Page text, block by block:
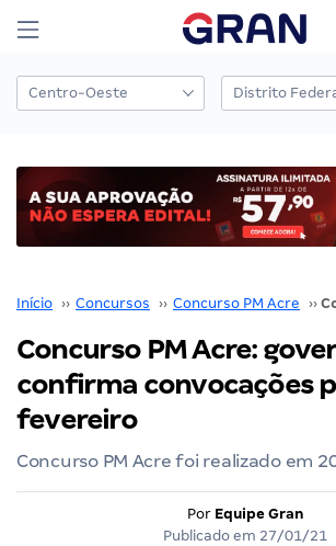
Início ›› Concursos ›› Concurso PM Acre ››
Concurso PM Acre:
confirma convocações
fevereiro
Concurso PM Acre foi realizado em
Por Equipe Gran
Publicado em 27/01/21